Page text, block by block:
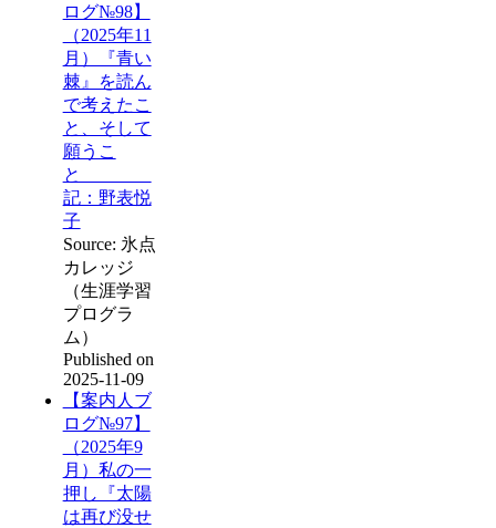
ログ№98】
（2025年11
月）『青い
棘』を読ん
で考えたこ
と、そして
願うこ
と
記：野表悦
子
Source: 氷点
カレッジ
（生涯学習
プログラ
ム）
Published on
2025-11-09
【案内人ブ
ログ№97】
（2025年9
月）私の一
押し『太陽
は再び没せ